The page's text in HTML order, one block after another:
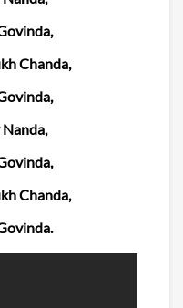
Chanda,
Chanda,